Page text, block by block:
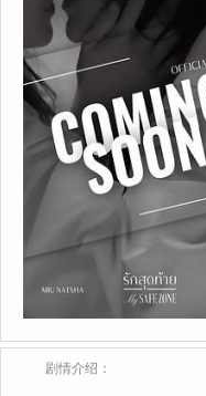
剧情介绍：